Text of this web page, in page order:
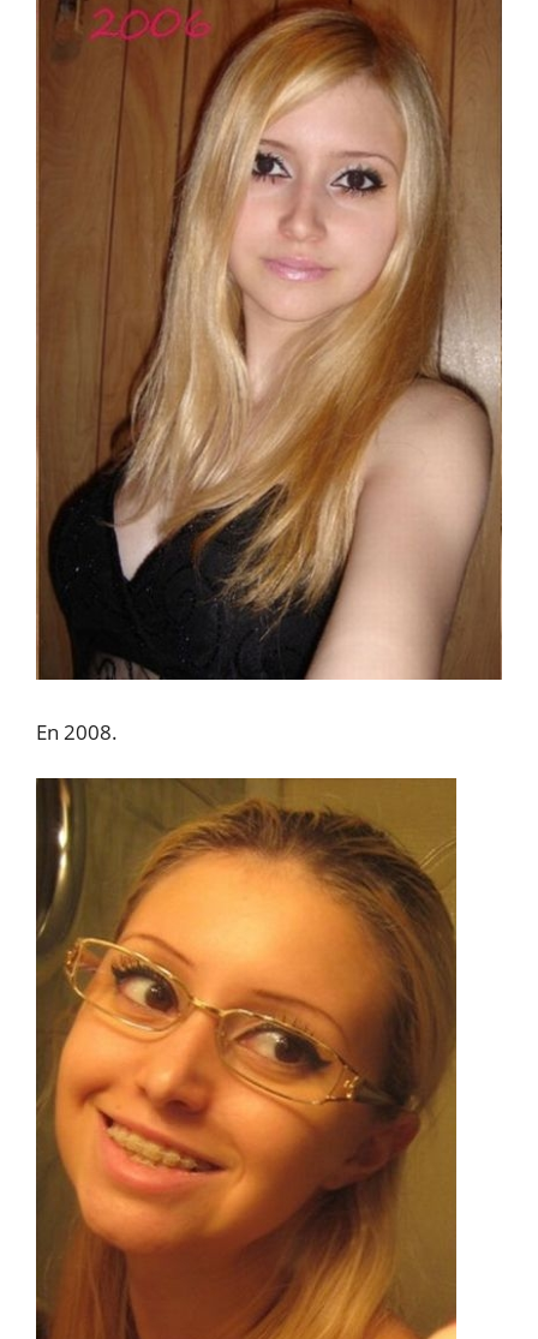
En 2008.